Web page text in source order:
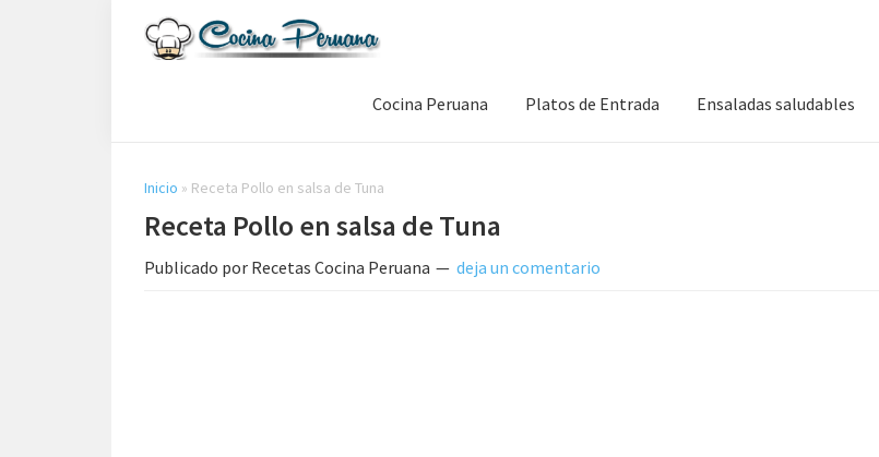
de
Comida
Peruana
Cocina Peruana Platos de Entrada Ensaladas saludables
Inicio » Receta Pollo en salsa de Tuna
Receta Pollo en salsa de Tuna
Publicado por Recetas Cocina Peruana deja un comentario